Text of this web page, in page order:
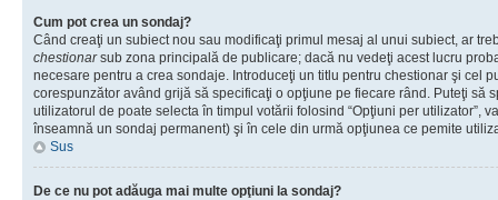
Cum pot crea un sondaj?
Când creaţi un subiect nou sau modificaţi primul mesaj al unui subiect, ar
chestionarsub zona principală de publicare; dacă nu vedeţi acest lucru
necesare pentru a crea sondaje. Introduceţi un titlu pentru chestionar şi cel
corespunzător având grijă să specificaţi o opţiune pe fiecare rând. Puteţi să
utilizatorul de poate selecta în timpul votării folosind “Opţiuni per utilizator”,
înseamnă un sondaj permanent) şi în cele din urmă opţiunea ce pemite
Sus
De ce nu pot adăuga mai multe opţiuni la sondaj?